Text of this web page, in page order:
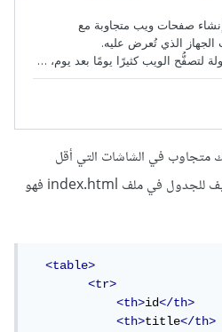
متجاوب في الشاشات التي أقل
من 768px أولا علينا إضافة تغليف للجدول في ملف index.html فهو
<table>
<tr>
<th>id</th>
<th>title</th>